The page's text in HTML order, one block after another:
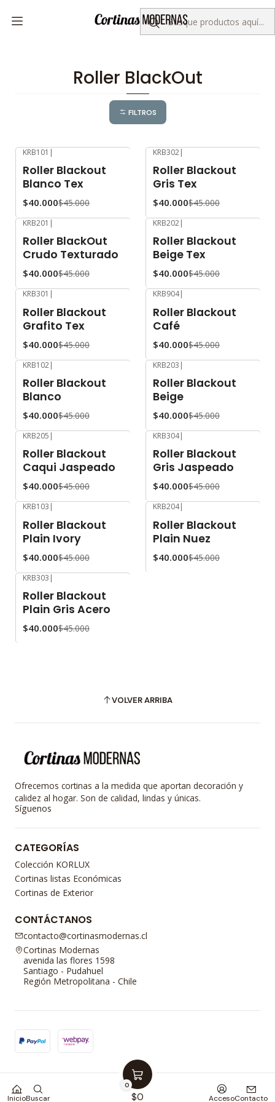
InicioBuscar
0
$0 AccesoContacto
Despacho gratis por compras sobre $50.000
Colección KORLUX Roller BlackOut
Roller BlackOut
FILTROS
KRB101 |
Roller Blackout
Blanco Tex
$40.000$45.000
KRB302|
Roller Blackout
Gris Tex
$40.000$45.000
KRB201 |
Roller BlackOut
Crudo Texturado
$40.000$45.000
KRB202|
Roller Blackout
Beige Tex
$40.000$45.000
KRB301 |
Roller Blackout
Grafito Tex
$40.000$45.000
KRB904|
Roller Blackout
Café
$40.000$45.000
KRB102|
Roller Blackout
Blanco
$40.000$45.000
KRB203 |
Roller Blackout
Beige
$40.000$45.000
KRB205 |
Roller Blackout
Caqui Jaspeado
$40.000$45.000
KRB304|
Roller Blackout
Gris Jaspeado
$40.000$45.000
KRB103
Roller Blackout
Plain Ivory
$40.000$45.000
KRB204|
Roller Blackout
Plain Nuez
$40.000$45.000
KRB303 |
Roller Blackout
Plain Gris Acero
$40.000$45.000
VOLVER ARRIBA
Ofrecemos cortinas a la medida que aportan decoración y
calidez al hogar. Son de calidad, lindas y únicas.
Síguenos
CATEGORÍAS
Colección KORLUX
Cortinas listas Económicas
Cortinas de Exterior
CONTÁCTANOS
contacto@cortinasmodernas.cl
Cortinas Modernas
avenida las flores 1598
Santiago - Pudahuel
Región Metropolitana - Chile
2026 Cortinas Modernas.
Todos los derechos reservados.Desarrollado por Jumpseller.